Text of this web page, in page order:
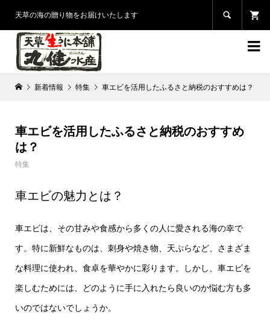
天草の海の贈り物をお届けいたします 

新着情報 特集 車エビを活用したふるさと納税のおすすめは？
車エビを活用したふるさと納税のおすすめ
は？
特集
車エビの魅力とは？
車エビは、その甘みや食感から多くの人に愛される海の幸で
す。特に新鮮なものは、刺身や焼き物、天ぷらなど、さまざま
な料理に使われ、食卓を華やかに彩ります。しかし、車エビを
楽しむためには、どのように手に入れたら良いのか悩む方も多
いのではないでしょうか。